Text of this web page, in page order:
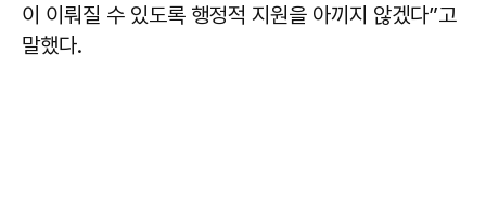
이 이뤄질 수 있도록 행정적 지원을 아끼지 않겠다”고
말했다.